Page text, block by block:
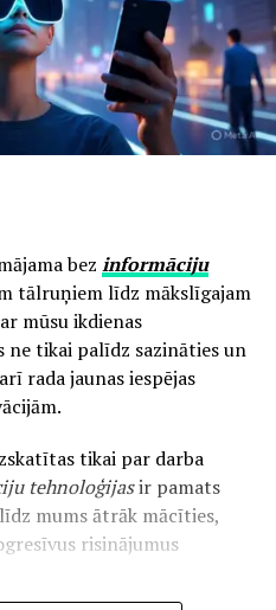
bez informāciju
tālruņiem līdz mākslīgajam
mūsu ikdienas
ne tikai palīdz sazināties un
rada jaunas iespējas
tikai par darba
tehnoloģijasir pamats
mums ātrāk mācīties,
risinājumus